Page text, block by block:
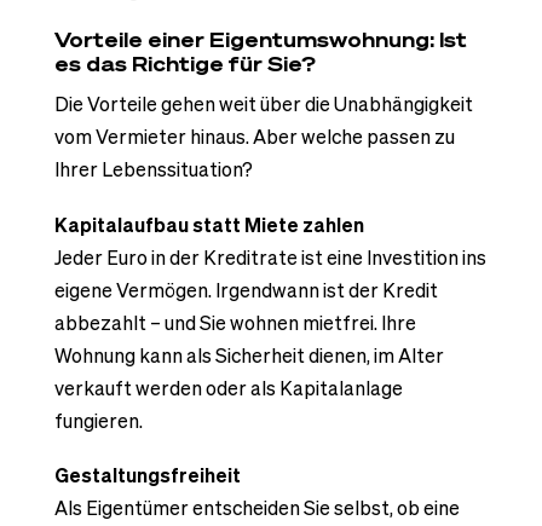
Vorteile einer Eigentumswohnung: Ist
es das Richtige für Sie?
Die Vorteile gehen weit über die Unabhängigkeit
vom Vermieter hinaus. Aber welche passen zu
Ihrer Lebenssituation?
Kapitalaufbau statt Miete zahlen
Jeder Euro in der Kreditrate ist eine Investition ins
eigene Vermögen. Irgendwann ist der Kredit
abbezahlt – und Sie wohnen mietfrei. Ihre
Wohnung kann als Sicherheit dienen, im Alter
verkauft werden oder als Kapitalanlage
fungieren.
Gestaltungsfreiheit
Als Eigentümer entscheiden Sie selbst, ob eine